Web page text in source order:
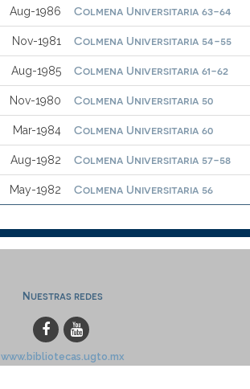
Aug-1986 Colmena Universitaria 63-64
Nov-1981 Colmena Universitaria 54-55
Aug-1985 Colmena Universitaria 61-62
Nov-1980 Colmena Universitaria 50
Mar-1984 Colmena Universitaria 60
Aug-1982 Colmena Universitaria 57-58
May-1982 Colmena Universitaria 56
Nuestras redes
www.bibliotecas.ugto.mx